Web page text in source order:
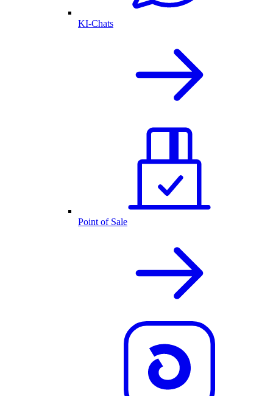
KI-Chats
Point of Sale